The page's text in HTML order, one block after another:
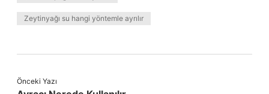
Zeytinyağı su hangi yöntemle ayrılır
Önceki Yazı